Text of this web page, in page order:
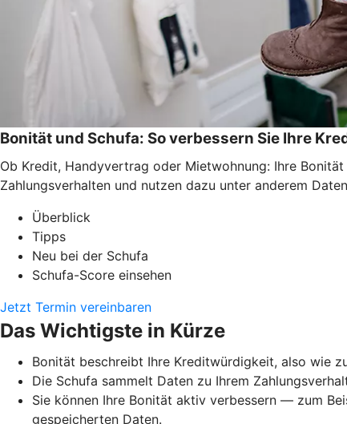
Bonität und Schufa: So verbessern Sie Ihre
Ob Kredit, Handyvertrag oder Mietwohnung: Ihre
Zahlungsverhalten und nutzen dazu unter anderem
Überblick
Tipps
Neu bei der Schufa
Schufa-Score einsehen
Jetzt Termin vereinbaren
Das Wichtigste in Kürze
Bonität beschreibt Ihre Kreditwürdigkeit, also wie
Die Schufa sammelt Daten zu Ihrem
Sie können Ihre Bonität aktiv verbessern — zum
gespeicherten Daten.